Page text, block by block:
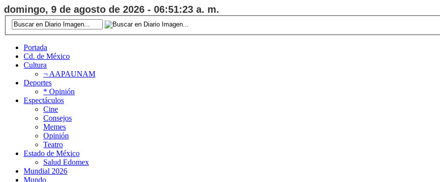
domingo, 9 de agosto de 2026 - 06:51:24 a. m.
Portada
Cd. de México
Cultura
¬ AAPAUNAM
Deportes
* Opinión
Espectáculos
Cine
Consejos
Memes
Opinión
Teatro
Estado de México
Salud Edomex
Mundial 2026
Mundo